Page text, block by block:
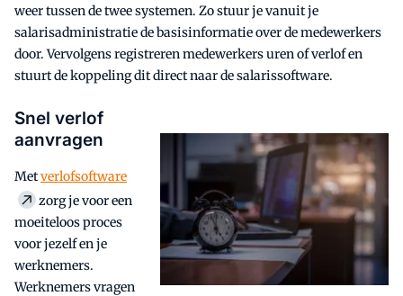
weer tussen de twee systemen. Zo stuur je vanuit je
salarisadministratie de basisinformatie over de medewerkers
door. Vervolgens registreren medewerkers uren of verlof en
stuurt de koppeling dit direct naar de salarissoftware.
Snel verlof
aanvragen
Metverlofsoftware
zorg je voor een
moeiteloos proces
voor jezelf en je
werknemers.
Werknemers vragen